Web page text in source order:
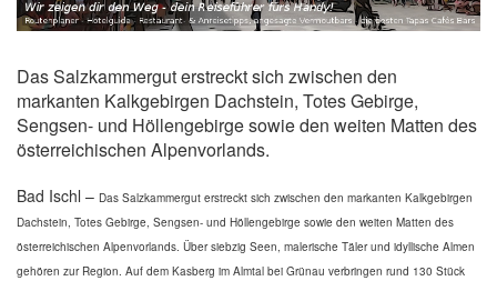
Das Salzkammergut erstreckt sich zwischen den
markanten Kalkgebirgen Dachstein, Totes Gebirge,
Sengsen- und Höllengebirge sowie den weiten Matten des
österreichischen Alpenvorlands.
Bad Ischl – Das Salzkammergut erstreckt sich zwischen den markanten Kalkgebirgen
Dachstein, Totes Gebirge, Sengsen- und Höllengebirge sowie den weiten Matten des
österreichischen Alpenvorlands. Über siebzig Seen, malerische Täler und idyllische Almen
gehören zur Region. Auf dem Kasberg im Almtal bei Grünau verbringen rund 130 Stück